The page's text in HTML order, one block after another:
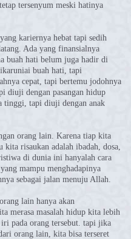
tersenyum meski hatinya
kariernya hebat tapi sedih
Ada yang finansialnya
buah hati belum juga hadir di
buah hati, tapi
cepat, tapi bertemu jodohnya
diuji dengan pasangan hidup
tinggi, tapi diuji dengan anak
orang lain. Karena tiap kita
risaukan adalah ibadah, dosa,
di dunia ini hanyalah cara
mampu menghadapinya
sebagai jalan menuju Allah.
lain hanya akan
merasa masalah hidup kita lebih
pada orang tersebut. tapi jika
orang lain, kita bisa terseret